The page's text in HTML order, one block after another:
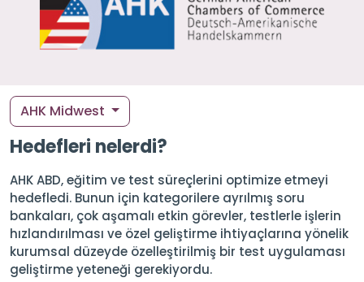
Hedefleri nelerdi?
AHK ABD, eğitim ve test süreçlerini optimize etmeyi
hedefledi. Bunun için kategorilere ayrılmış soru
bankaları, çok aşamalı etkin görevler, testlerle işlerin
hızlandırılması ve özel geliştirme ihtiyaçlarına yönelik
kurumsal düzeyde özelleştirilmiş bir test uygulaması
geliştirme yeteneği gerekiyordu.
AHK Midwest